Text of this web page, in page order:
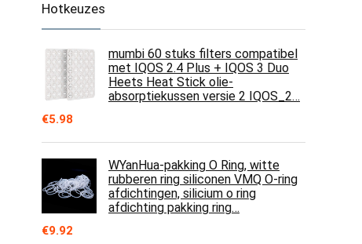
Hotkeuzes
mumbi 60 stuks filters compatibel
met IQOS 2.4 Plus + IQOS 3 Duo
Heets Heat Stick olie-
absorptiekussen versie 2 IQOS_2…
€5.98
WYanHua-pakking O Ring, witte
rubberen ring siliconen VMQ O-ring
afdichtingen, silicium o ring
afdichting pakking ring…
€9.92